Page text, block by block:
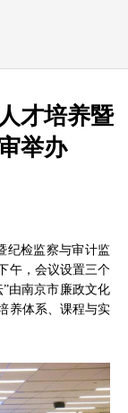
才培养暨
举办
纪检监察与审计监
午，会议设置三个
由南京市廉政文化
养体系、课程与实